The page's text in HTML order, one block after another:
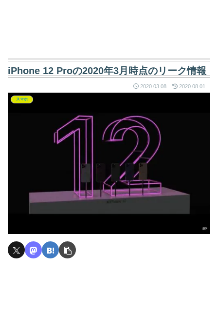
iPhone 12 Proの2020年3月時点のリーク情報
2020.03.08 2020.08.01
スマホ